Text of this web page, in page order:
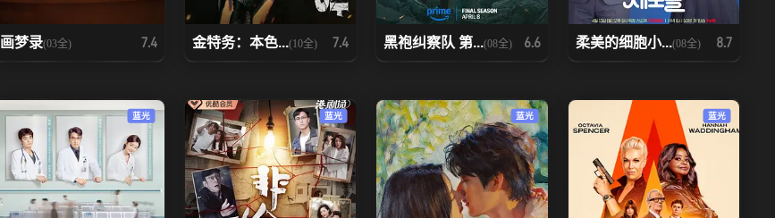
画梦录(03全) 7.4 金特务：本色...(10全) 7.4 黑袍纠察队 第...(08全) 6.6 柔美的细胞小...(08全) 8.7
蓝光 蓝光 蓝光 蓝光